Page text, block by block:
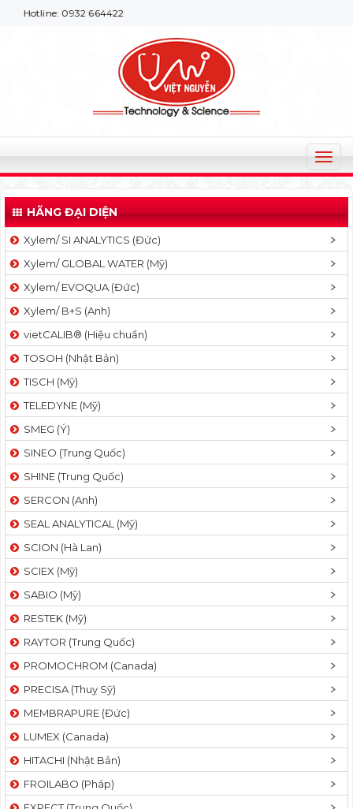
0932 664422
T
o
g
l
v
a
t
n
HÃNG ĐẠI DIỆN
Xylem/ SI ANALYTICS (Đức)
Xylem/ GLOBAL WATER (Mỹ)
Xylem/ EVOQUA (Đức)
Xylem/ B+S (Anh)
vietCALIB® (Hiệu chuẩn)
TOSOH (Nhật Bản)
TISCH (Mỹ)
TELEDYNE (Mỹ)
SMEG (Ý)
SINEO (Trung Quốc)
SHINE (Trung Quốc)
SERCON (Anh)
SEAL ANALYTICAL (Mỹ)
SCION (Hà Lan)
SCIEX (Mỹ)
SABIO (Mỹ)
RESTEK (Mỹ)
RAYTOR (Trung Quốc)
PROMOCHROM (Canada)
PRECISA (Thuỵ Sỹ)
MEMBRAPURE (Đức)
LUMEX (Canada)
HITACHI (Nhật Bản)
FROILABO (Pháp)